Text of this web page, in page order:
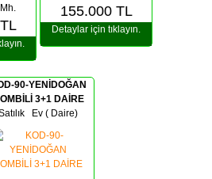
TL
155.000 TL
Detaylar için tıklayın.
90-YENİDOĞAN
3+1 DAİRE
Ev ( Daire)